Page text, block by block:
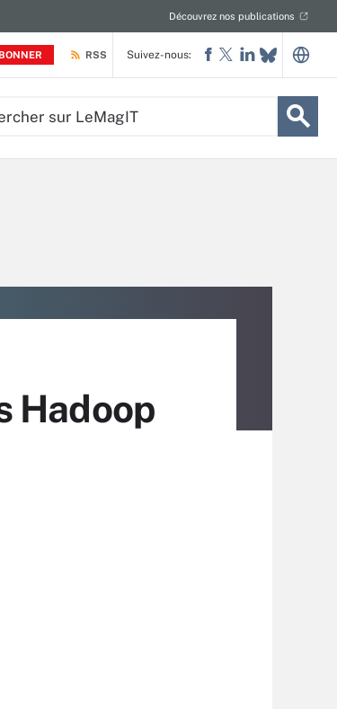
Découvrez nos publications
RSS Suivez-nous:
Hadoop